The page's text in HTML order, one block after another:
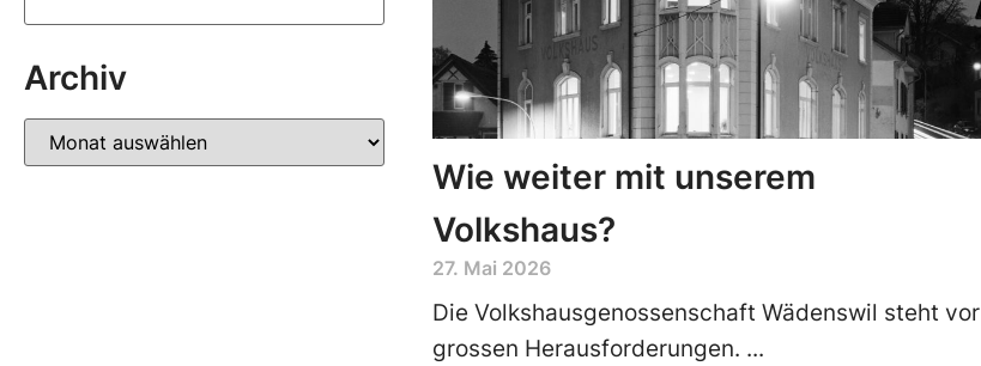
Archiv
Wie weiter mit unserem
Volkshaus?
27. Mai 2026
Die Volkshausgenossenschaft Wädenswil steht vor
grossen Herausforderungen.